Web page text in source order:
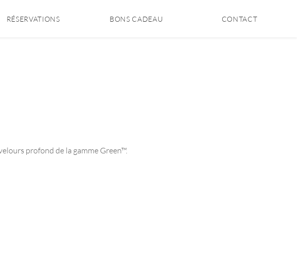
RÉSERVATIONS BONS CADEAU CONTACT
profond de la gamme Green™.